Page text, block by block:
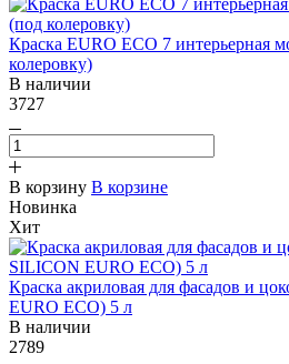
Краска EURO ECO 7
колеровку)
В наличии
3727
В корзину В корзине
Новинка
Хит
Краска акриловая для фасадов и
EURO ECO) 5 л
В наличии
2789